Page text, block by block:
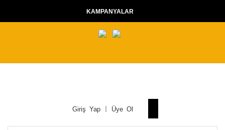
KAMPANYALAR
Giriş Yap Üye Ol